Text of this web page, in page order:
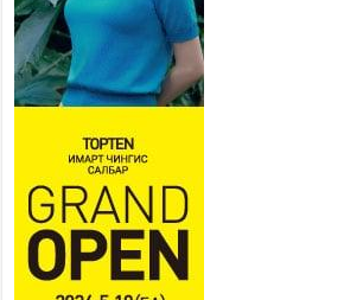
2026 оны 7 сар 20 / 9 цаг 09 минут
311 алба хаагч, 119 техник хэрэгсэлтэй ажиллаж
үер усны аюул, болзошгүй эрсдэлээс сэргийлж
байна
Аяллаа зөв төлөвлөхийг иргэдэд зөвлөж байна
2026 оны 7 сар 16 / 11 цаг 50 минут
Үер усны болзошгүй аюулаас сэргийлж,
холбогдох байгууллагууд өндөржүүлсэн бэлэн
байдалд ажиллаж байна
2026 оны 7 сар 15 / 13 цаг 06 минут